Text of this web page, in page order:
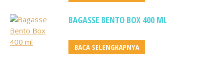
BAGASSE BENTO BOX 400 ML
BACA SELENGKAPNYA